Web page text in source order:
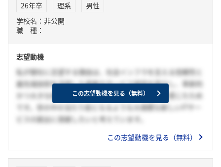
26年卒 理系
男性
学校名：非公開
職 種：
志望動機
私が御社に志望する理由は、社会インフラを支える信頼性と
最先端技術を活用した柔軟なサービス提供を両立し、革新的
かつ大きな価値を社会に創出している点に魅力を感じたため
です。世の中の当たり前となるような大規模な新しいITサー
ビスの創出に貢献したいと考えています。
この志望動機を見る（無料）
この志望動機を見る（無料）